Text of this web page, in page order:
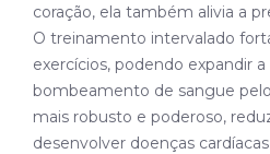
coração, ela também alivia a
O treinamento intervalado
exercícios, podendo expandir
bombeamento de sangue
mais robusto e poderoso,
desenvolver doenças